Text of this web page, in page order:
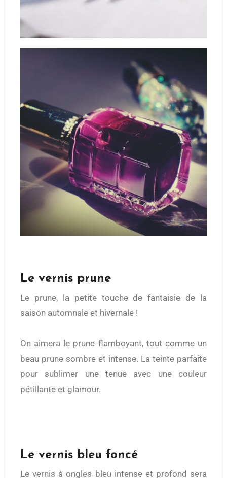
Le vernis prune
Le prune, la petite touche de fantaisie de la
saison automnale et hivernale !
On aimera le prune flamboyant, tout comme un
beau prune sombre et intense. La teinte parfaite
pour sublimer une tenue avec une couleur
pétillante et glamour.
Le vernis bleu foncé
Le vernis à ongles bleu intense et profond sera